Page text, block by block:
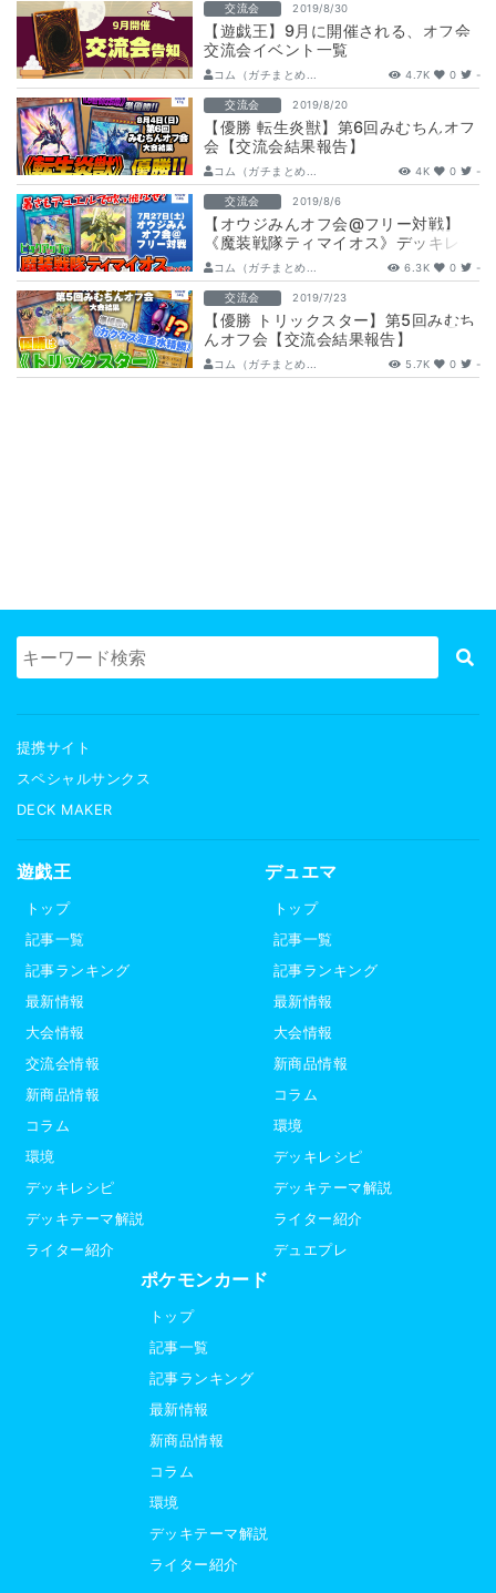
交流会 2019/8/30
【遊戯王】9月に開催される、オフ会
交流会イベント一覧
コム（ガチまとめ... 4.7K 0 -
交流会 2019/8/20
【優勝 転生炎獣】第6回みむちんオフ
会【交流会結果報告】
コム（ガチまとめ... 4K 0 -
交流会 2019/8/6
【オウジみんオフ会@フリー対戦】
《魔装戦隊ティマイオス》デッキレシ
ピをピックアップ！【交流会結果報
告】
コム（ガチまとめ... 6.3K 0 -
交流会 2019/7/23
【優勝 トリックスター】第5回みむち
んオフ会【交流会結果報告】
コム（ガチまとめ... 5.7K 0 -
提携サイト
スペシャルサンクス
DECK MAKER
遊戯王
トップ
記事一覧
記事ランキング
最新情報
大会情報
交流会情報
新商品情報
コラム
環境
デッキレシピ
デッキテーマ解説
ライター紹介
デュエマ
トップ
記事一覧
記事ランキング
最新情報
大会情報
新商品情報
コラム
環境
デッキレシピ
デッキテーマ解説
ライター紹介
デュエプレ
ポケモンカード
トップ
記事一覧
記事ランキング
最新情報
新商品情報
コラム
環境
デッキテーマ解説
ライター紹介